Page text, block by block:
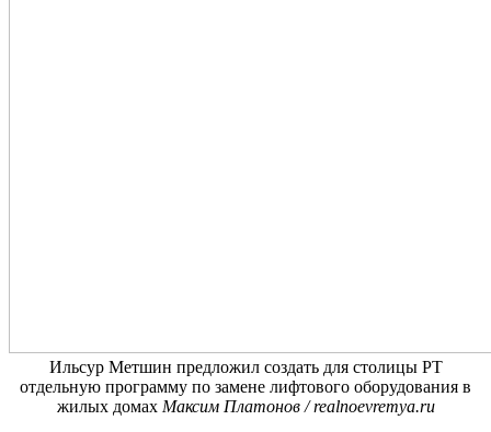
Ильсур Метшин предложил создать для столицы РТ
отдельную программу по замене лифтового оборудования в
жилых домах Максим Платонов / realnoevremya.ru